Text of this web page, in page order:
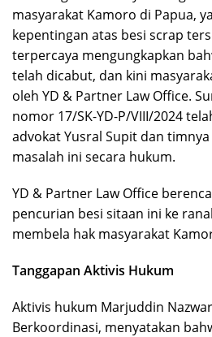
masyarakat Kamoro di Papua,
kepentingan atas besi scrap
terpercaya mengungkapkan
telah dicabut, dan kini
oleh YD & Partner Law Office.
nomor 17/SK-YD-P/VIII/2024
advokat Yusral Supit dan
masalah ini secara hukum.
YD & Partner Law Office
pencurian besi sitaan ini ke
membela hak masyarakat
Tanggapan Aktivis Hukum
Aktivis hukum Marjuddin
Berkoordinasi, menyatakan